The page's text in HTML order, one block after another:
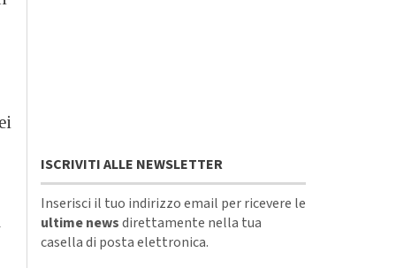
ISCRIVITI ALLE NEWSLETTER
Inserisci il tuo indirizzo email per ricevere le
ultime newsdirettamente nella tua
casella di posta elettronica.